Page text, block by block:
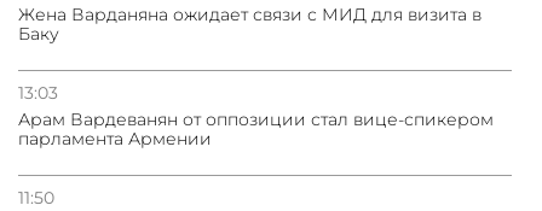
Жена Варданяна ожидает связи с МИД для визита в
Баку
13:03
Арам Вардеванян от оппозиции стал вице-спикером
парламента Армении
11:50